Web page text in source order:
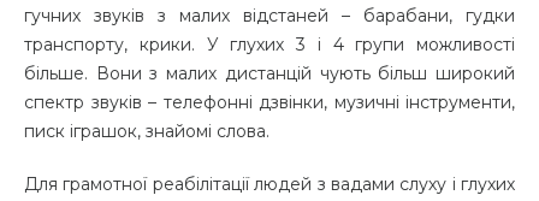
гучних звуків з малих відстаней – барабани, гудки
транспорту, крики. У глухих 3 і 4 групи можливості
більше. Вони з малих дистанцій чують більш широкий
спектр звуків – телефонні дзвінки, музичні інструменти,
писк іграшок, знайомі слова.
Для грамотної реабілітації людей з вадами слуху і глухих